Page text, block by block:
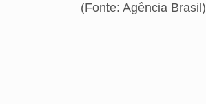
(Fonte: Agência Brasil)